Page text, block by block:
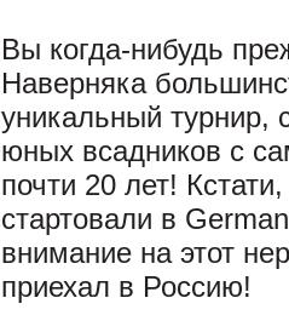
Вы когда-нибудь
Наверняка
уникальный турнир,
юных всадников с
почти 20 лет!
стартовали в
внимание на этот
приехал в Россию!